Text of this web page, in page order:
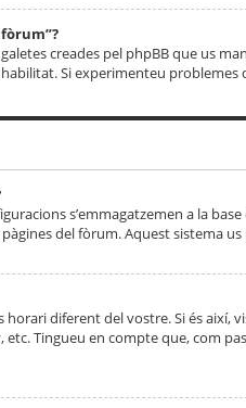
creades pel phpBB que us
Si experimenteu
s’emmagatzemen a la
del fòrum. Aquest sistema
diferent del vostre. Si és així,
Tingueu en compte que, com